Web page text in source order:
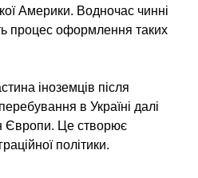
Америки. Водночас чинні
процес оформлення таких
іноземців після
в Україні далі
Європи. Це створює
політики.